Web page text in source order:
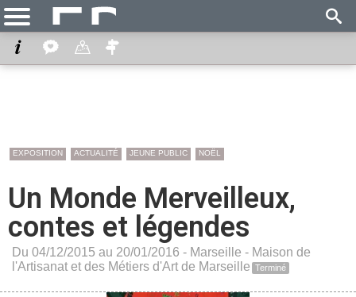
EXPOSITION ACTUALITÉ JEUNE PUBLIC NOËL
Un Monde Merveilleux,
contes et légendes
Du 04/12/2015 au 20/01/2016 - Marseille - Maison de
l'Artisanat et des Métiers d'Art de Marseille Terminé